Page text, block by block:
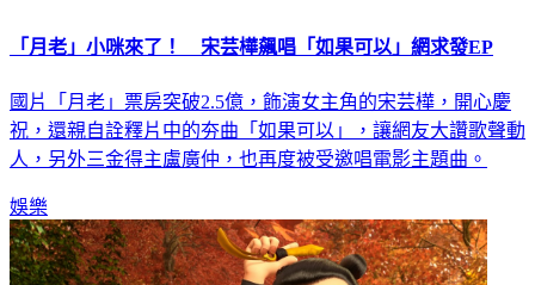
「月老」小咪來了！ 宋芸樺飆唱「如果可以」網求發EP
國片「月老」票房突破2.5億，飾演女主角的宋芸樺，開心慶
祝，還親自詮釋片中的夯曲「如果可以」，讓網友大讚歌聲動
人，另外三金得主盧廣仲，也再度被受邀唱電影主題曲。
娛樂